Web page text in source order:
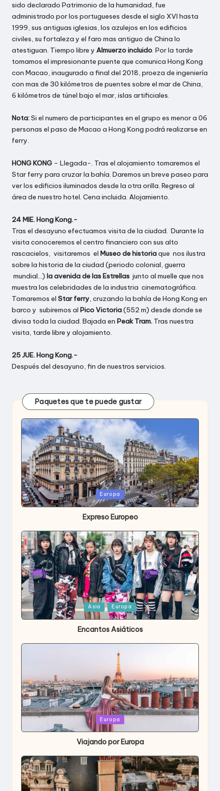
sido declarado Patrimonio de la humanidad, fue
administrado por los portugueses desde el siglo XVI hasta
1999, sus antiguas iglesias, los azulejos en los edificios
civiles, su fortaleza y el faro mas antiguo de China lo
atestiguan. Tiempo libre y Almuerzo incluido. Por la tarde
tomamos el impresionante puente que comunica Hong Kong
con Macao, inaugurado a final del 2018, proeza de ingeniería
con mas de 30 kilómetros de puentes sobre el mar de China,
6 kilómetros de túnel bajo el mar, islas artificiales.
Nota:Si el numero de participantes en el grupo es menor a 06
personas el paso de Macao a Hong Kong podrá realizarse en
ferry.
HONG KONG – Llegada-. Tras el alojamiento tomaremos el
Star ferry para cruzar la bahía. Daremos un breve paseo para
ver los edificios iluminados desde la otra orilla. Regreso al
área de nuestro hotel. Cena incluida. Alojamiento.
24 MIE. Hong Kong.-
Tras el desayuno efectuamos visita de la ciudad. Durante la
visita conoceremos el centro financiero con sus alto
rascacielos, visitaremos el Museo de historiaque nos ilustra
sobre la historia de la ciudad (periodo colonial, guerra
mundial…) la avenida de las Estrellas junto al muelle que nos
muestra las celebridades de la industria cinematográfica.
Tomaremos el Star ferry, cruzando la bahía de Hong Kong en
barco y subiremos al Pico Victoria(552 m) desde donde se
divisa toda la ciudad. Bajada en Peak Tram. Tras nuestra
visita, tarde libre y alojamiento.
25 JUE. Hong Kong.-
Después del desayuno, fin de nuestros servicios.
Paquetes que te puede gustar
Publicada
en
Europa
Expreso Europeo
Publicada
en
Asia Europa
Encantos Asiáticos
Publicada
Europa
Viajando por Europa